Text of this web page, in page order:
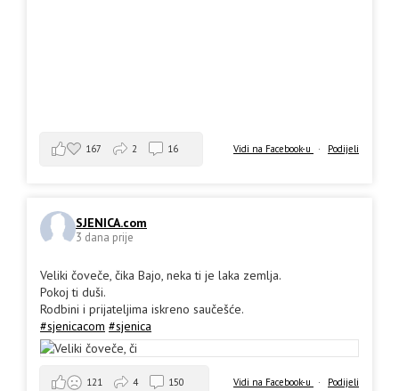
Vidi na Facebook-u · Podijeli
167 2 16
SJENICA.com
3 dana prije
Veliki čoveče, čika Bajo, neka ti je laka zemlja.
Pokoj ti duši.
Rodbini i prijateljima iskreno saučešće.
#sjenicacom #sjenica
Vidi na Facebook-u · Podijeli
121 4 150